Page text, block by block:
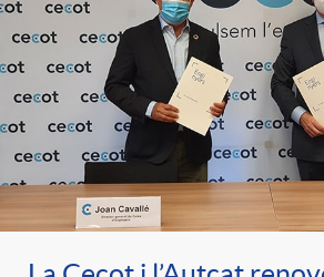
d
e
p
r
e
g
o
n
c
l
d
e
c